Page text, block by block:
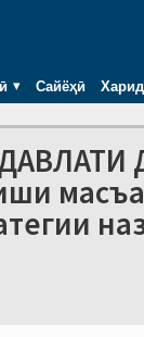
Сайёҳӣ